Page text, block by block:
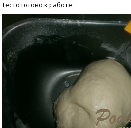
Тесто готово к работе.